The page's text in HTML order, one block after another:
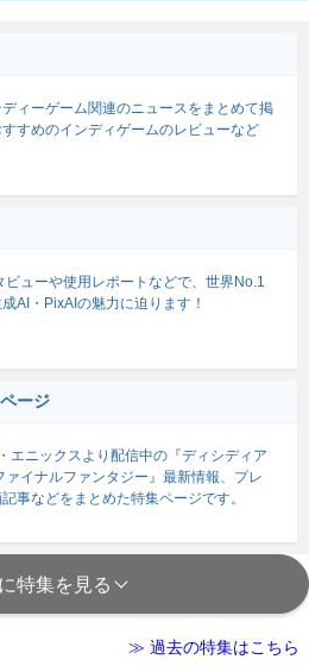
ディーゲーム関連のニュースをまとめて掲
すめのインディゲームのレビューなど
ビューや使用レポートなどで、世界No.1
AI・PixAIの魅力に迫ります！
ージ
エニックスより配信中の『ディシディア
ァイナルファンタジー』最新情報、プレ
事などをまとめた特集ページです。
特集を見る
≫ 過去の特集はこちら